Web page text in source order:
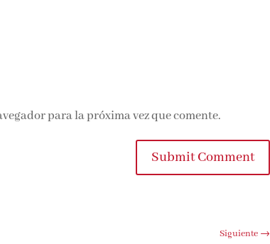
para la próxima vez que comente.
Submit Comment
Siguiente→